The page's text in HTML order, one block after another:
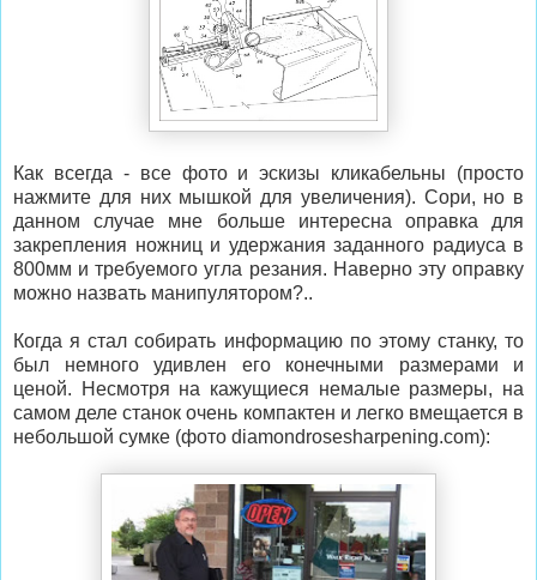
Как всегда - все фото и эскизы кликабельны (просто
нажмите для них мышкой для увеличения). Сори, но в
данном случае мне больше интересна оправка для
закрепления ножниц и удержания заданного радиуса в
800мм и требуемого угла резания. Наверно эту оправку
можно назвать манипулятором?..
Когда я стал собирать информацию по этому станку, то
был немного удивлен его конечными размерами и
ценой. Несмотря на кажущиеся немалые размеры, на
самом деле станок очень компактен и легко вмещается в
небольшой сумке (фото diamondrosesharpening.com):